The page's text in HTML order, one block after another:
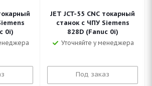
0i)
JET JCT-55 CNC токарный
станок с ЧПУ Siemens
828D (Fanuc 0i)
Уточняйте у менеджера
Под заказ